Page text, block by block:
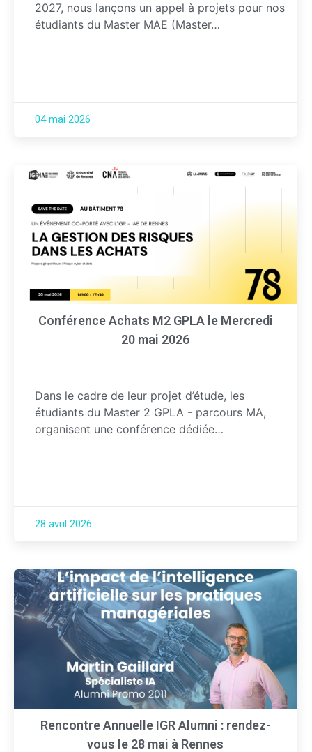
2027, nous lançons un appel à projets pour nos
étudiants du Master MAE (Master…
04 mai 2026
Conférence Achats M2 GPLA le Mercredi
20 mai 2026
Dans le cadre de leur projet d’étude, les
étudiants du Master 2 GPLA - parcours MA,
organisent une conférence dédiée…
28 avril 2026
Rencontre Annuelle IGR Alumni : rendez-
vous le 28 mai à Rennes